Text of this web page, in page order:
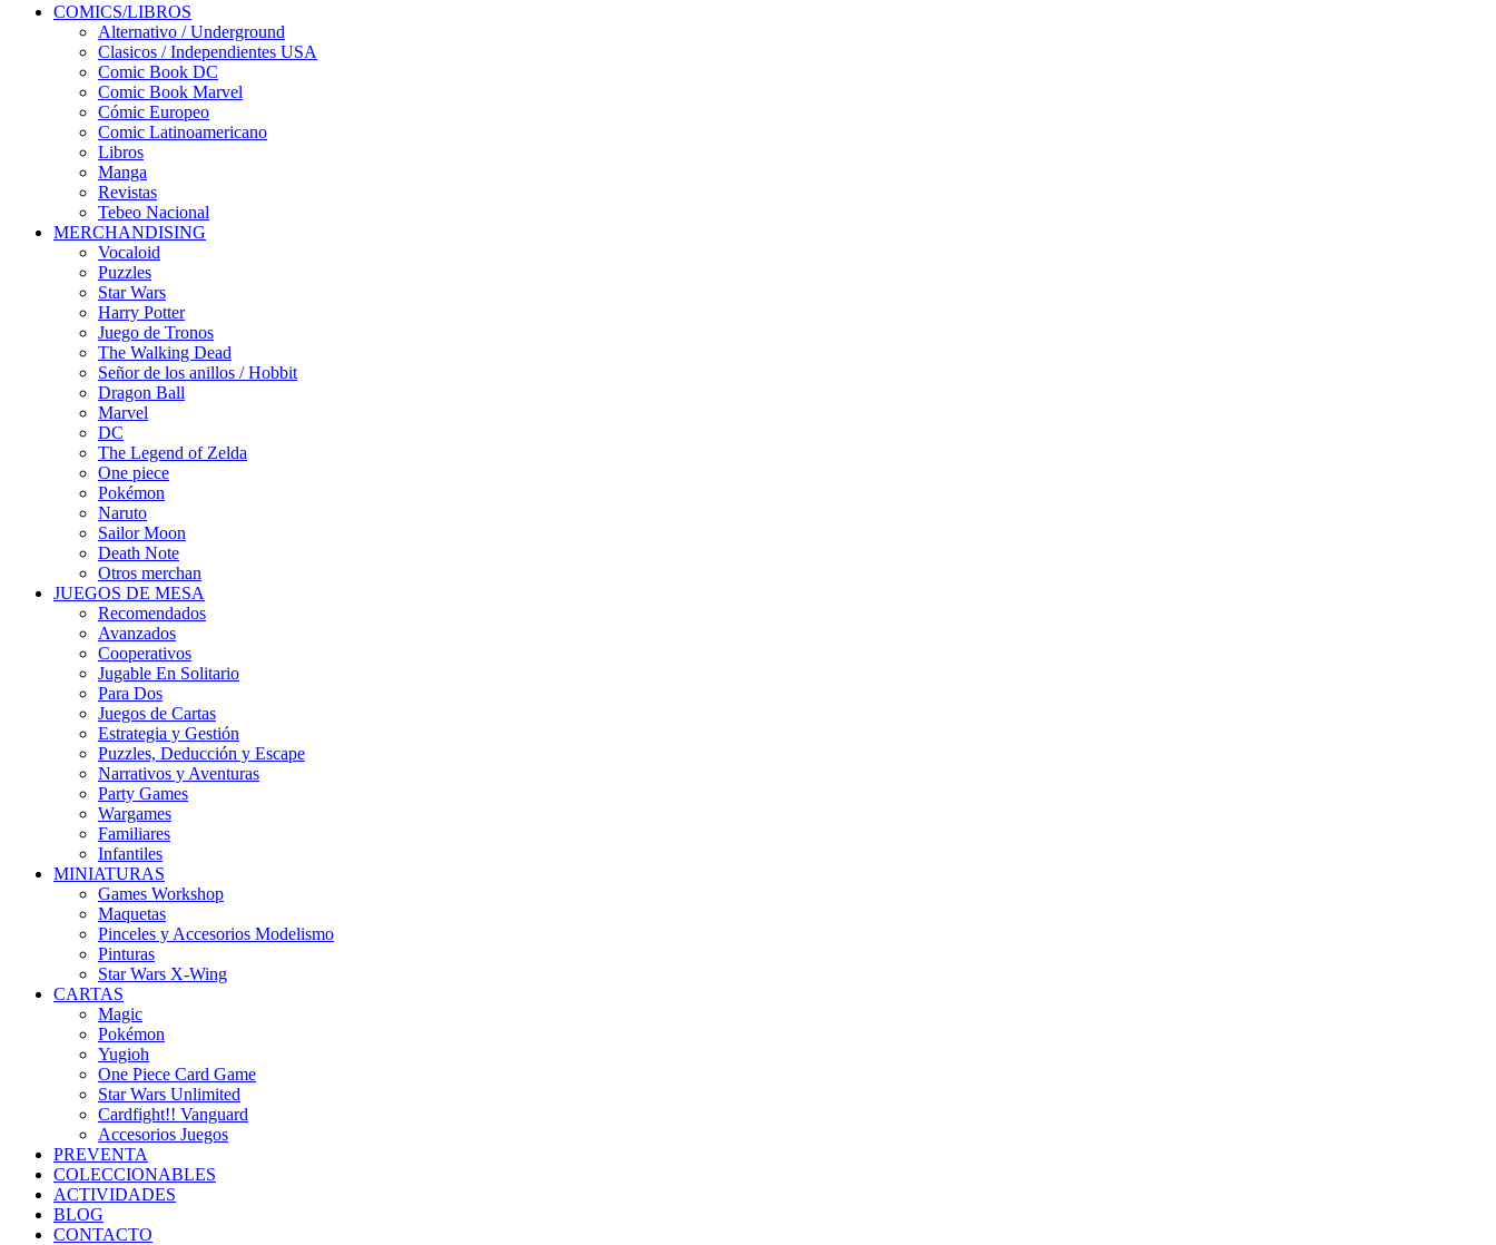
COMICS/LIBROS
Alternativo / Underground
Clasicos / Independientes USA
Comic Book DC
Comic Book Marvel
Cómic Europeo
Comic Latinoamericano
Libros
Manga
Revistas
Tebeo Nacional
MERCHANDISING
Vocaloid
Puzzles
Star Wars
Harry Potter
Juego de Tronos
The Walking Dead
Señor de los anillos / Hobbit
Dragon Ball
Marvel
DC
The Legend of Zelda
One piece
Pokémon
Naruto
Sailor Moon
Death Note
Otros merchan
JUEGOS DE MESA
Recomendados
Avanzados
Cooperativos
Jugable En Solitario
Para Dos
Juegos de Cartas
Estrategia y Gestión
Puzzles, Deducción y Escape
Narrativos y Aventuras
Party Games
Wargames
Familiares
Infantiles
MINIATURAS
Games Workshop
Maquetas
Pinceles y Accesorios Modelismo
Pinturas
Star Wars X-Wing
CARTAS
Magic
Pokémon
Yugioh
One Piece Card Game
Star Wars Unlimited
Cardfight!! Vanguard
Accesorios Juegos
PREVENTA
COLECCIONABLES
ACTIVIDADES
BLOG
CONTACTO